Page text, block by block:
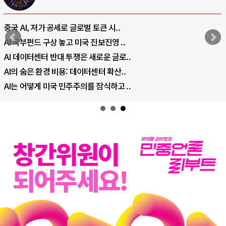
중국 AI, 저가 공세로 글로벌 토큰 시..
AI 국부펀드 구상 놓고 미국 진보진영 ..
AI 데이터센터 반대 투쟁은 새로운 글로..
AI의 숨은 환경 비용: 데이터센터 확산..
AI는 어떻게 미국 민주주의를 잠식하고 ..